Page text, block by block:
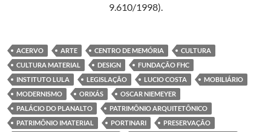
9.610/1998).
ACERVO ARTE CENTRO DE MEMÓRIA
CULTURA
CULTURA MATERIAL
DESIGN
FUNDAÇÃO FHC
INSTITUTO LULA
LEGISLAÇÃO LUCIO COSTA
MOBILIÁRIO
MODERNISMO
ORIXÁS
OSCAR NIEMEYER
PALÁCIO DO PLANALTO
PATRIMÔNIO ARQUITETÔNICO
PATRIMÔNIO IMATERIAL
PORTINARI
PRESERVAÇÃO